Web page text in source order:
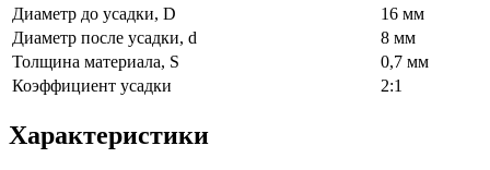
Диаметр до усадки, D
16 мм
Диаметр после усадки, d
8 мм
Толщина материала, S
0,7 мм
Коэффициент усадки
2:1
Характеристики